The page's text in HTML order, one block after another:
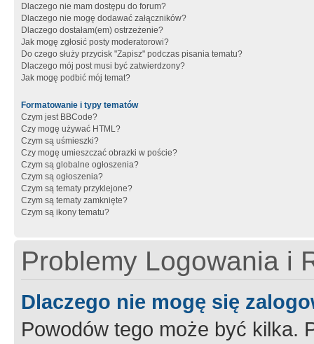
Dlaczego nie mam dostępu do forum?
Dlaczego nie mogę dodawać załączników?
Dlaczego dostałam(em) ostrzeżenie?
Jak mogę zgłosić posty moderatorowi?
Do czego służy przycisk "Zapisz" podczas pisania tematu?
Dlaczego mój post musi być zatwierdzony?
Jak mogę podbić mój temat?
Formatowanie i typy tematów
Czym jest BBCode?
Czy mogę używać HTML?
Czym są uśmieszki?
Czy mogę umieszczać obrazki w poście?
Czym są globalne ogłoszenia?
Czym są ogłoszenia?
Czym są tematy przyklejone?
Czym są tematy zamknięte?
Czym są ikony tematu?
Problemy Logowania i
Dlaczego nie mogę się
Powodów tego może być kilka.